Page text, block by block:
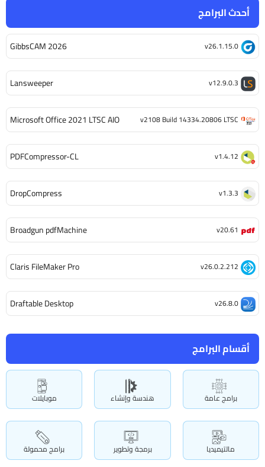
أقسام البرامج
برامج عامة هندسة وإنشاء موبايلات
مالتيميديا برمجة وتطوير برامج محمولة
أحدث البرامج
GibbsCAM 2026 v26.1.15.0
Lansweeper v12.9.0.3
Microsoft Office 2021 LTSC AIO v2108 Build 14334.20806 LTSC
PDFCompressor-CL v1.4.12
DropCompress v1.3.3
Broadgun pdfMachine v20.61
Claris FileMaker Pro v26.0.2.212
Draftable Desktop v26.8.0